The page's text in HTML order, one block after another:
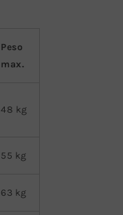
Peso
max.
48 kg
55 kg
63 kg